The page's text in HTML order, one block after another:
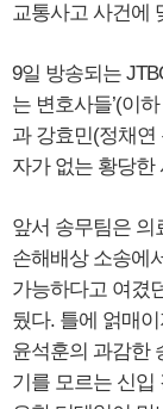
교통사고 사건에
9일 방송되는
는 변호사들’(이
과 강효민(정채연
자가 없는 황당한
앞서 송무팀은 의
손해배상 소송에
가능하다고 여겼
뒀다. 틀에 얽매
윤석훈의 과감한
기를 모르는 신입